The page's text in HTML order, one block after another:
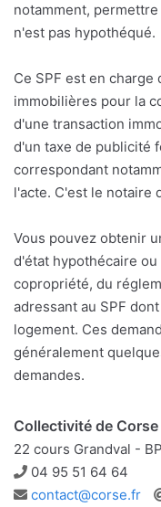
notamment,
n'est pas hypothéqué.
Ce SPF est en
immobilières pour la
d'une transaction
d'un taxe de publicité
correspondant
l'acte. C'est le notaire
Vous pouvez obtenir
d'état hypothécaire
copropriété, du
adressant au SPF
logement. Ces
généralement
demandes.
Collectivité de Corse
22 cours Grandval -
Téléphone
04 95 51 64 64
Adresse
contact@corse.fr